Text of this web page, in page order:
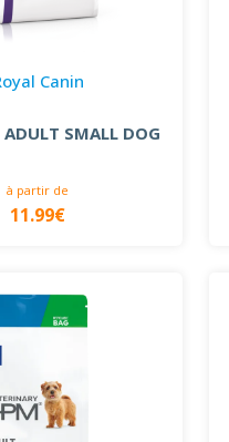
Canin
ADULT SMALL DOG
à partir de
11.99€